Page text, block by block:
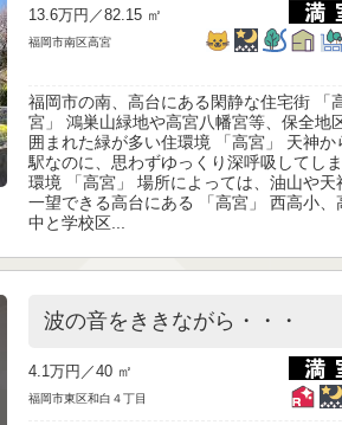
13.6万円／82.15 ㎡
福岡市南区高宮
福岡市の南、高台にある閑静な住宅街 「
宮」 鴻巣山緑地や高宮八幡宮等、保全地
囲まれた緑が多い住環境 「高宮」 天神か
駅なのに、思わずゆっくり深呼吸してし
環境 「高宮」 場所によっては、油山や天
一望できる高台にある 「高宮」 西高小、
中と学校区...
波の音をききながら・・・
4.1万円／40 ㎡
福岡市東区和白４丁目